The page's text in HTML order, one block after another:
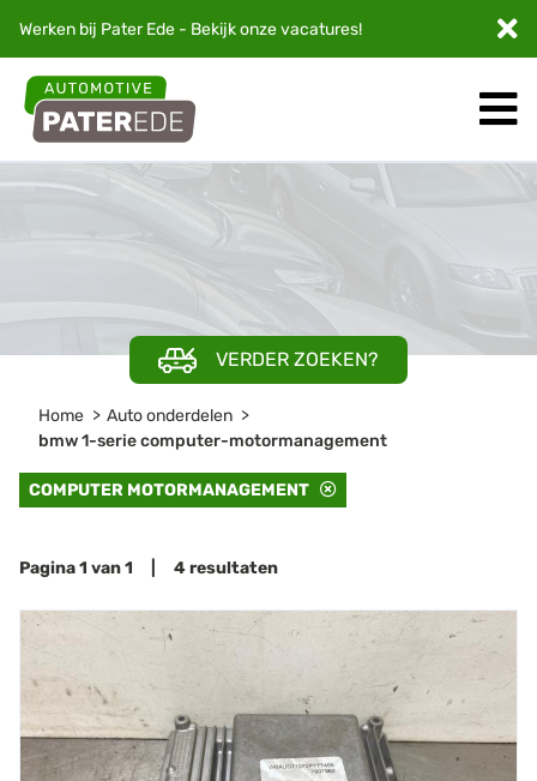
Werken bij Pater Ede - Bekijk onzevacatures!
VERDER ZOEKEN?
Home
Auto onderdelen
bmw 1-serie computer-motormanagement
COMPUTER MOTORMANAGEMENT
Pagina 1 van 1 | 4 resultaten